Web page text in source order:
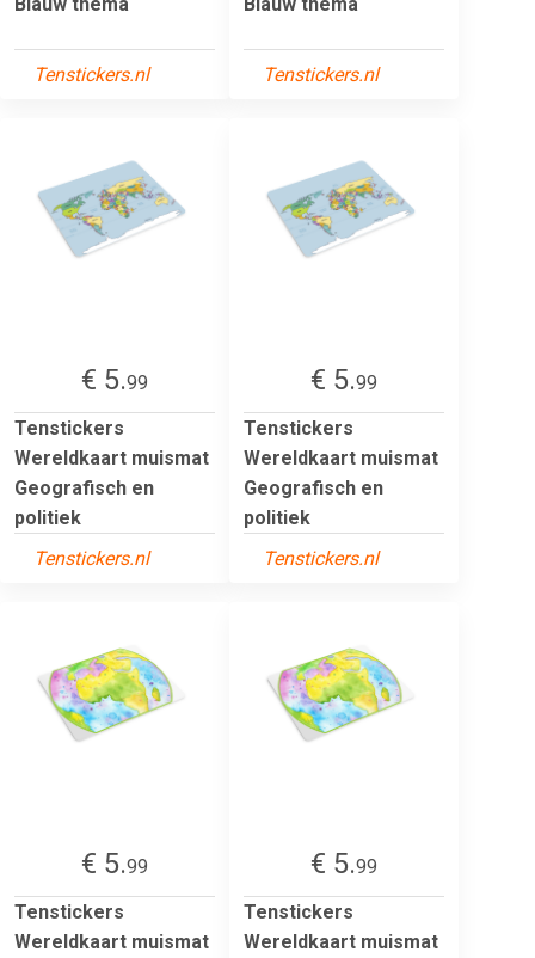
Tenstickers.nl Tenstickers.nl
€ 5.99
Tenstickers
Wereldkaart muismat
Geografisch en
politiek
Tenstickers.nl
€ 5.99
Tenstickers
Wereldkaart muismat
Geografisch en
politiek
Tenstickers.nl
€ 5.99
Tenstickers
Wereldkaart muismat
€ 5.99
Tenstickers
Wereldkaart muismat